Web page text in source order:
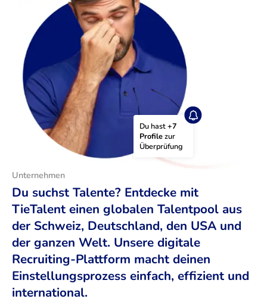
Du hast +7
Profile zur
Überprüfung
Unternehmen
Du suchst Talente? Entdecke mit
TieTalent einen globalen Talentpool aus
der Schweiz, Deutschland, den USA und
der ganzen Welt. Unsere digitale
Recruiting-Plattform macht deinen
Einstellungsprozess einfach, effizient und
international.